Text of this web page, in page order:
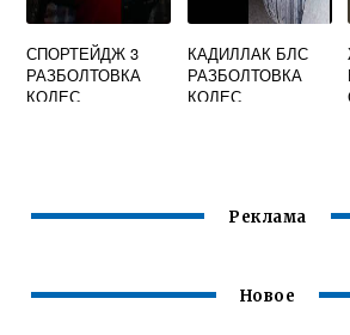
СПОРТЕЙДЖ 3
РАЗБОЛТОВКА
КОЛЕС
КАДИЛЛАК БЛС
РАЗБОЛТОВКА
КОЛЕС
Реклама
Новое